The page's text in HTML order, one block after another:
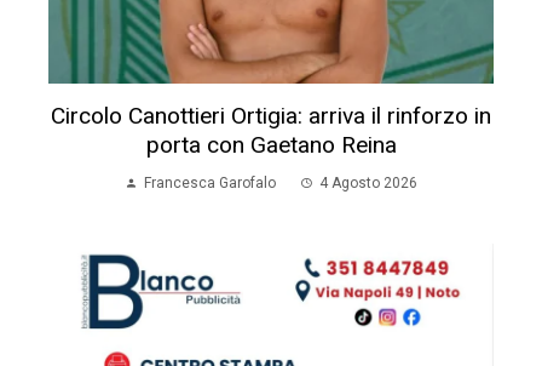
Circolo Canottieri Ortigia: arriva il rinforzo in
porta con Gaetano Reina
Francesca Garofalo 4 Agosto 2026